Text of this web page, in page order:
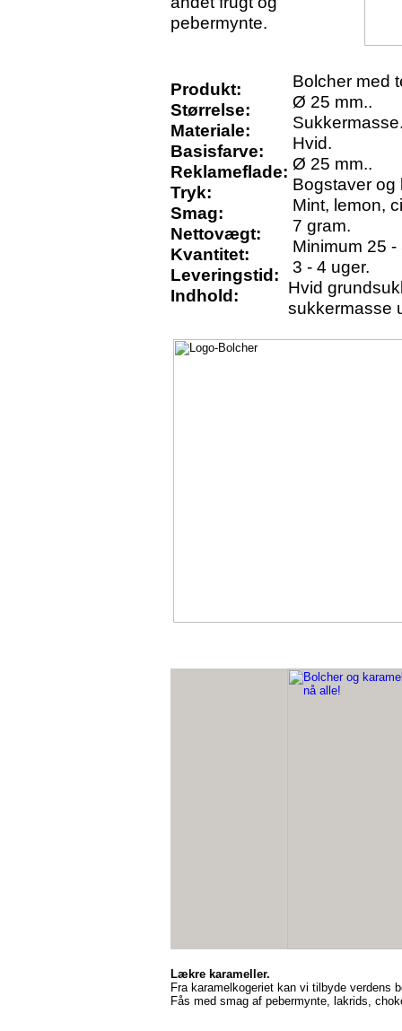
pebermynte.
Produkt:
Størrelse:
Materiale:
Basisfarve:
Reklameflade:
Tryk:
Smag:
Nettovægt:
Kvantitet:
Leveringstid:
Indhold:
Bolcher med
Ø 25 mm..
Hvid.
Ø 25 mm..
Bogstaver og
Mint, lemon,
7 gram.
Minimum 25 -
3 - 4 uger.
Hvid
sukkermasse
Lækre karameller.
Fra karamelkogeriet kan vi tilbyde verdens
Fås med smag af pebermynte, lakrids,